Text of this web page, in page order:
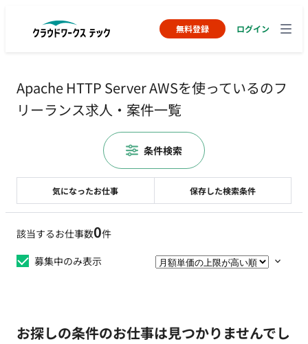
無料登録 ログイン
Apache HTTP Server AWSを使っているのフ
リーランス求人・案件一覧
該当するお仕事数0件
募集中のみ表示
お探しの条件のお仕事は見つかりませんでし
気になったお仕事 保存した検索条件
条件検索